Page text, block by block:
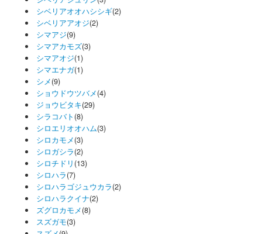
シベリアオオハシシギ(2)
シベリアアオジ(2)
シマアジ(9)
シマアカモズ(3)
シマアオジ(1)
シマエナガ(1)
シメ(9)
ショウドウツバメ(4)
ジョウビタキ(29)
シラコバト (8)
シロエリオオハム(3)
シロカモメ(3)
シロガシラ(2)
シロチドリ (13)
シロハラ(7)
シロハラゴジュウカラ(2)
シロハラクイナ(2)
ズグロカモメ(8)
スズガモ(3)